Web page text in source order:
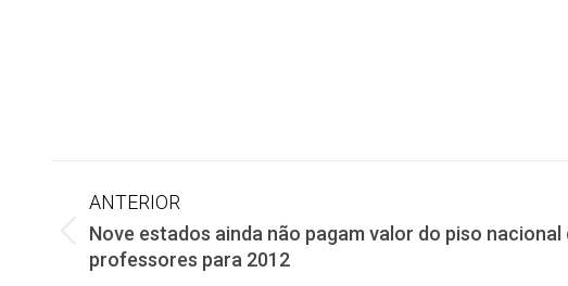
Navegação
de
ANTERIOR
Post
anterior:
Nove estados ainda não pagam valor do piso nacional
professores para 2012